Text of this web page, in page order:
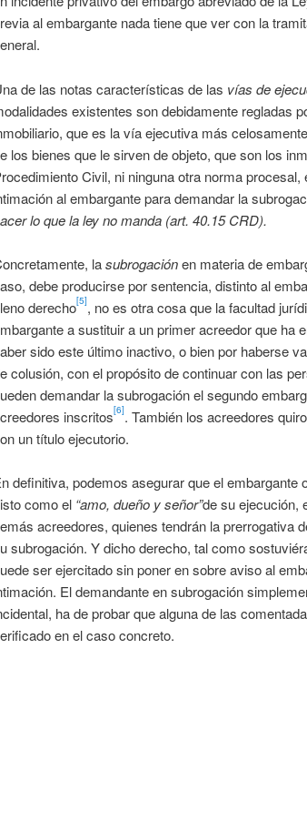
al embargante nada tiene que ver con la
de las notas características de las vías de
existentes son debidamente regladas
que es la vía ejecutiva más
los bienes que le sirven de objeto, que son los
Civil, ni ninguna otra norma
al embargante para demandar la
lo que la ley no manda (art. 40.15 CRD).
lasubrogaciónen materia de
debe producirse por sentencia, distinto al
derecho[5], no es otra cosa que la facultad
a sustituir a un primer acreedor que ha
sido este último inactivo, o bien por haberse
colusión, con el propósito de continuar con las
demandar la subrogación el segundo
inscritos[6]. También los acreedores
un título ejecutorio.
definitiva, podemos asegurar que el embargante
como el “amo, dueño y señor”de su ejecución,
acreedores, quienes tendrán la prerrogativa
subrogación. Y dicho derecho, tal como
ser ejercitado sin poner en sobre aviso al
El demandante en subrogación
ha de probar que alguna de las
en el caso concreto.